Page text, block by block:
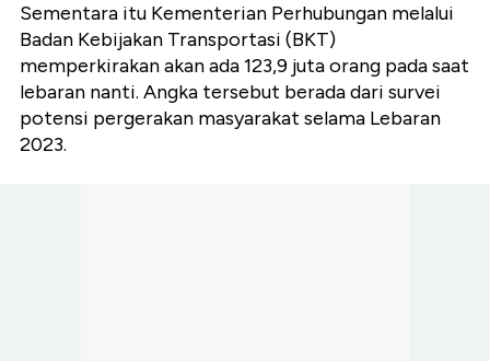
Sementara itu Kementerian Perhubungan melalui
Badan Kebijakan Transportasi (BKT)
memperkirakan akan ada 123,9 juta orang pada saat
lebaran nanti. Angka tersebut berada dari survei
potensi pergerakan masyarakat selama Lebaran
2023.